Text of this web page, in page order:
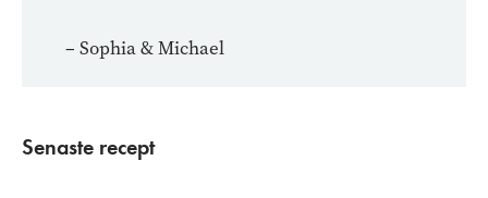
– Sophia & Michael
Senaste recept